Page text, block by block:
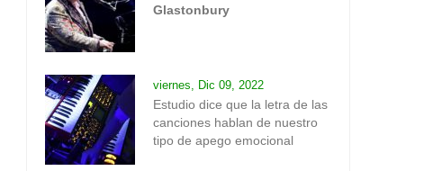
Glastonbury
viernes, Dic 09, 2022
Estudio dice que la letra de las
canciones hablan de nuestro
tipo de apego emocional